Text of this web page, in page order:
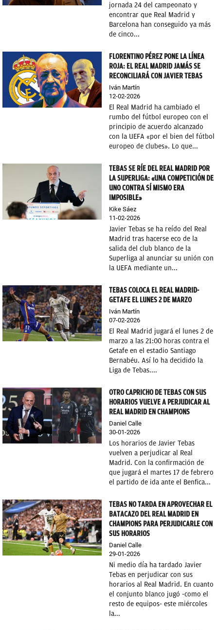
jornada 24 del campeonato y
encontrar que Real Madrid y
Barcelona han conseguido ya más
de cinco...
FLORENTINO PÉREZ PONE LA LÍNEA
ROJA: EL REAL MADRID JAMÁS SE
RECONCILIARÁ CON JAVIER TEBAS
Iván Martín
12-02-2026
El Real Madrid ha cambiado el
rumbo del fútbol europeo con el
principio de acuerdo alcanzado
con la UEFA «por el bien del fútbol
europeo de clubes». Lo que...
TEBAS SE RÍE DEL REAL MADRID POR
LA SUPERLIGA: «UNA COMPETICIÓN DE
UNO CONTRA SÍ MISMO ERA
IMPOSIBLE»
Kike Sáez
11-02-2026
Javier Tebas se ha reído del Real
Madrid tras hacerse eco de la
salida del club blanco de la
Superliga al anunciar su unión con
la UEFA mediante un...
TEBAS COLOCA EL REAL MADRID-
GETAFE EL LUNES 2 DE MARZO
Iván Martín
07-02-2026
El Real Madrid jugará el lunes 2 de
marzo a las 21:00 horas contra el
Getafe en el estadio Santiago
Bernabéu. Así lo ha decidido la
Liga de Tebas....
OTRO CAPRICHO DE TEBAS CON SUS
HORARIOS VUELVE A PERJUDICAR AL
REAL MADRID EN CHAMPIONS
Daniel Calle
30-01-2026
Los horarios de Javier Tebas
vuelven a perjudicar al Real
Madrid. Con la confirmación de
que jugará el martes 17 de febrero
el partido de ida ante el Benfica...
TEBAS NO TARDA EN APROVECHAR EL
BATACAZO DEL REAL MADRID EN
CHAMPIONS PARA PERJUDICARLE CON
SUS HORARIOS
Daniel Calle
29-01-2026
Ni medio día ha tardado Javier
Tebas en perjudicar con sus
horarios al Real Madrid. En cuanto
el conjunto blanco jugó -como el
resto de equipos- este miércoles
la...